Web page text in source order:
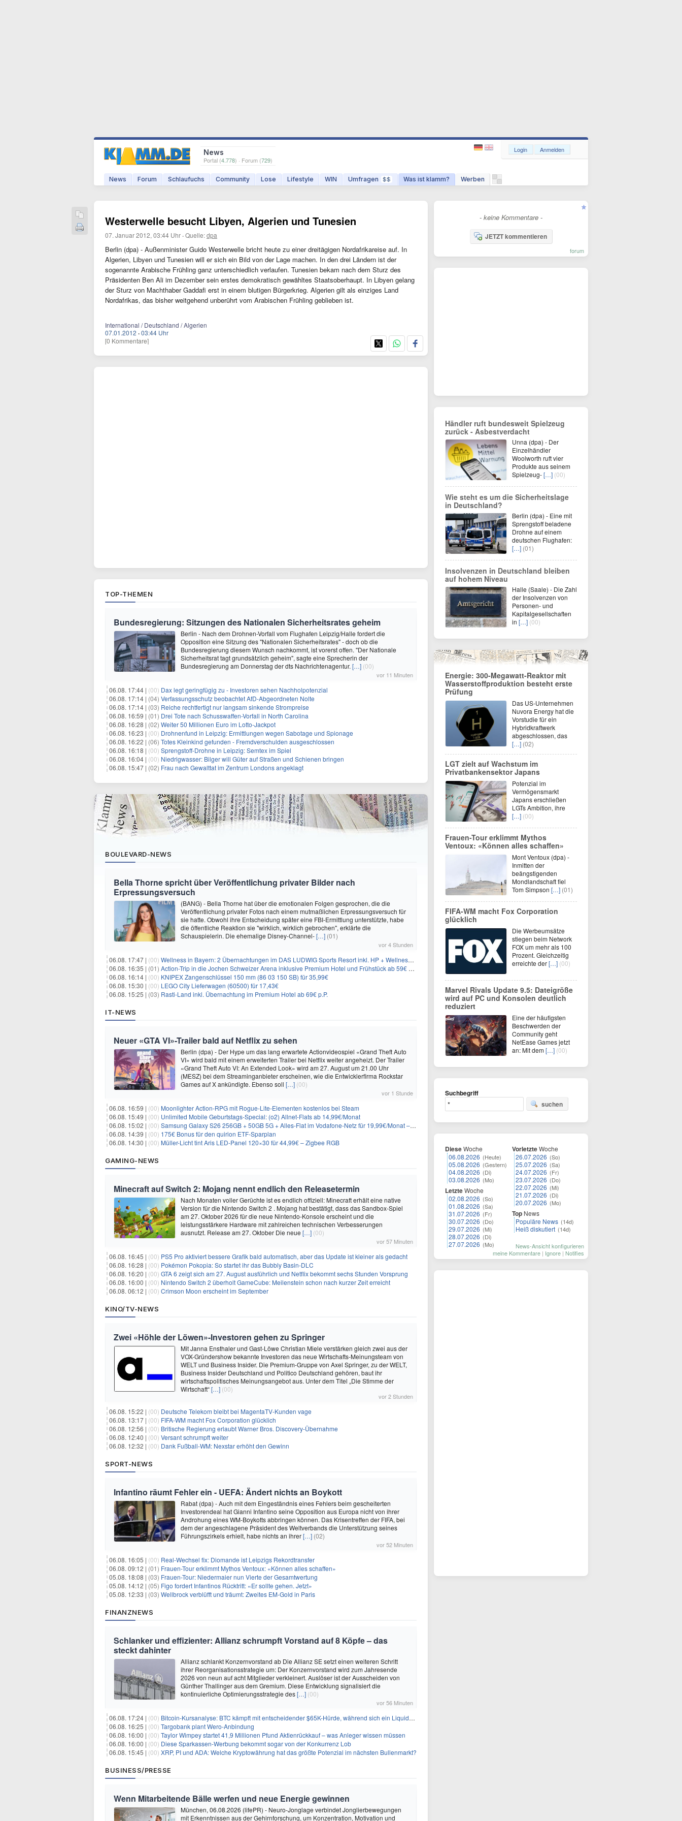
News
Portal (4.778) · Forum (729)
News Forum Schlaufuchs Community Lose Lifestyle WIN Umfragen $$ Was ist klamm? Werben
Login Anmelden
Westerwelle besucht Libyen, Algerien und Tunesien
07. Januar 2012, 03:44 Uhr ·Quelle:dpa
Berlin (dpa) - Außenminister Guido Westerwelle bricht heute zu einer dreitägigen Nordafrikareise auf. In
Algerien, Libyen und Tunesien will er sich ein Bild von der Lage machen. In den drei Ländern ist der
sogenannte Arabische Frühling ganz unterschiedlich verlaufen. Tunesien bekam nach dem Sturz des
Präsidenten Ben Ali im Dezember sein erstes demokratisch gewähltes Staatsoberhaupt. In Libyen gelang
der Sturz von Machthaber Gaddafi erst in einem blutigen Bürgerkrieg. Algerien gilt als einziges Land
Nordafrikas, das bisher weitgehend unberührt vom Arabischen Frühling geblieben ist.
International / Deutschland / Algerien
07.01.2012 ·03:44 Uhr
[0 Kommentare]
TOP-THEMEN
Bundesregierung: Sitzungen des Nationalen Sicherheitsrates geheim
Berlin - Nach dem Drohnen-Vorfall vom Flughafen Leipzig/Halle fordert die
Opposition eine Sitzung des "Nationalen Sicherheitsrates" - doch ob die
Bundesregierung diesem Wunsch nachkommt, ist vorerst offen. "Der Nationale
Sicherheitsrat tagt grundsätzlich geheim", sagte eine Sprecherin der
Bundesregierung am Donnerstag der dts Nachrichtenagentur. […] (00)
vor 11 Minuten
06.08. 17:44 | (00) Dax legt geringfügig zu - Investoren sehen Nachholpotenzial
06.08. 17:14 | (04) Verfassungsschutz beobachtet AfD-Abgeordneten Nolte
06.08. 17:14 | (03) Reiche rechtfertigt nur langsam sinkende Strompreise
06.08. 16:59 | (01) Drei Tote nach Schusswaffen-Vorfall in North Carolina
06.08. 16:28 | (02) Weiter 50 Millionen Euro im Lotto-Jackpot
06.08. 16:23 | (00) Drohnenfund in Leipzig: Ermittlungen wegen Sabotage und Spionage
06.08. 16:22 | (06) Totes Kleinkind gefunden - Fremdverschulden ausgeschlossen
06.08. 16:18 | (00) Sprengstoff-Drohne in Leipzig: Semtex im Spiel
06.08. 16:04 | (00) Niedrigwasser: Bilger will Güter auf Straßen und Schienen bringen
06.08. 15:47 | (02) Frau nach Gewalttat im Zentrum Londons angeklagt
BOULEVARD-NEWS
Bella Thorne spricht über Veröffentlichung privater Bilder nach
Erpressungsversuch
(BANG) - Bella Thorne hat über die emotionalen Folgen gesprochen, die die
Veröffentlichung privater Fotos nach einem mutmaßlichen Erpressungsversuch für
sie hatte. Obwohl ihre Entscheidung später eine FBI-Ermittlung unterstützte, habe
die öffentliche Reaktion sie "wirklich, wirklich gebrochen", erklärte die
Schauspielerin. Die ehemalige Disney-Channel-[…] (01)
vor 4 Stunden
06.08. 17:47 | (00) Wellness in Bayern: 2 Übernachtungen im DAS LUDWIG Sports Resort inkl. HP + Wellness ab 174€ p.P.
06.08. 16:35 | (01) Action-Trip in die Jochen Schweizer Arena inklusive Premium Hotel und Frühstück ab 59€ p.P.
06.08. 16:14 | (00) KNIPEX Zangenschlüssel 150 mm (86 03 150 SB) für 35,99€
06.08. 15:30 | (00) LEGO City Lieferwagen (60500) für 17,43€
06.08. 15:25 | (03) Rasti-Land inkl. Übernachtung im Premium Hotel ab 69€ p.P.
IT-NEWS
Neuer «GTA VI»-Trailer bald auf Netflix zu sehen
Berlin (dpa) - Der Hype um das lang erwartete Actionvideospiel «Grand Theft Auto
VI» wird bald mit einem erweiterten Trailer bei Netflix weiter angeheizt. Der Trailer
«Grand Theft Auto VI: An Extended Look» wird am 27. August um 21.00 Uhr
(MESZ) bei dem Streaminganbieter erscheinen, wie die Entwicklerfirma Rockstar
Games auf X ankündigte. Ebenso soll […] (00)
vor 1 Stunde
06.08. 16:59 | (00) Moonlighter Action-RPG mit Rogue-Lite-Elementen kostenlos bei Steam
06.08. 15:49 | (00) Unlimited Mobile Geburtstags-Special: (o2) Allnet-Flats ab 14,99€/Monat
06.08. 15:02 | (00) Samsung Galaxy S26 256GB + 50GB 5G + Alles-Flat im Vodafone-Netz für 19,99€/Monat – eff. 0,20€/Monat
06.08. 14:39 | (00) 175€ Bonus für den quirion ETF-Sparplan
06.08. 14:30 | (00) Müller-Licht tint Aris LED-Panel 120×30 für 44,99€ – Zigbee RGB
GAMING-NEWS
Minecraft auf Switch 2: Mojang nennt endlich den Releasetermin
Nach Monaten voller Gerüchte ist es endlich offiziell: Minecraft erhält eine native
Version für die Nintendo Switch 2 . Mojang hat bestätigt, dass das Sandbox-Spiel
am 27. Oktober 2026 für die neue Nintendo-Konsole erscheint und die
leistungsstärkere Hardware mit zahlreichen technischen Verbesserungen
ausnutzt. Release am 27. Oktober Die neue […] (00)
vor 57 Minuten
06.08. 16:45 | (00) PS5 Pro aktiviert bessere Grafik bald automatisch, aber das Update ist kleiner als gedacht
06.08. 16:28 | (00) Pokémon Pokopia: So startet ihr das Bubbly Basin-DLC
06.08. 16:20 | (00) GTA 6 zeigt sich am 27. August ausführlich und Netflix bekommt sechs Stunden Vorsprung
06.08. 16:00 | (00) Nintendo Switch 2 überholt GameCube: Meilenstein schon nach kurzer Zeit erreicht
06.08. 06:12 | (00) Crimson Moon erscheint im September
KINO/TV-NEWS
Zwei «Höhle der Löwen»-Investoren gehen zu Springer
Mit Janna Ensthaler und Gast-Löwe Christian Miele verstärken gleich zwei aus der
VOX-Gründershow bekannte Investoren das neue Wirtschafts-Meinungsteam von
WELT und Business Insider. Die Premium-Gruppe von Axel Springer, zu der WELT,
Business Insider Deutschland und Politico Deutschland gehören, baut ihr
wirtschaftspolitisches Meinungsangebot aus. Unter dem Titel „Die Stimme der
Wirtschaft“[…] (00)
vor 2 Stunden
06.08. 15:22 | (00) Deutsche Telekom bleibt bei MagentaTV-Kunden vage
06.08. 13:17 | (00) FIFA-WM macht Fox Corporation glücklich
06.08. 12:56 | (00) Britische Regierung erlaubt Warner Bros. Discovery-Übernahme
06.08. 12:40 | (00) Versant schrumpft weiter
06.08. 12:32 | (00) Dank Fußball-WM: Nexstar erhöht den Gewinn
SPORT-NEWS
Infantino räumt Fehler ein - UEFA: Ändert nichts an Boykott
Rabat (dpa) - Auch mit dem Eingeständnis eines Fehlers beim gescheiterten
Investorendeal hat Gianni Infantino seine Opposition aus Europa nicht von ihrer
Androhung eines WM-Boykotts abbringen können. Das Krisentreffen der FIFA, bei
dem der angeschlagene Präsident des Weltverbands die Unterstützung seines
Führungszirkels erhielt, habe nichts an ihrer[…] (02)
vor 52 Minuten
06.08. 16:05 | (00) Real-Wechsel fix: Diomande ist Leipzigs Rekordtransfer
06.08. 09:12 | (01) Frauen-Tour erklimmt Mythos Ventoux: «Können alles schaffen»
05.08. 18:08 | (03) Frauen-Tour: Niedermaier nun Vierte der Gesamtwertung
05.08. 14:12 | (05) Figo fordert Infantinos Rücktritt: «Er sollte gehen. Jetzt»
05.08. 12:33 | (03) Wellbrock verblüfft und träumt: Zweites EM-Gold in Paris
FINANZNEWS
Schlanker und effizienter: Allianz schrumpft Vorstand auf 8 Köpfe – das
steckt dahinter
Allianz schlankt Konzernvorstand ab Die Allianz SE setzt einen weiteren Schritt
ihrer Reorganisationsstrategie um: Der Konzernvorstand wird zum Jahresende
2026 von neun auf acht Mitglieder verkleinert. Auslöser ist der Ausscheiden von
Günther Thallinger aus dem Gremium. Diese Entwicklung signalisiert die
kontinuierliche Optimierungsstrategie des[…] (00)
vor 56 Minuten
06.08. 17:24 | (00) Bitcoin-Kursanalyse: BTC kämpft mit entscheidender $65K-Hürde, während sich ein Liquidationscluster aufbaut
06.08. 16:25 | (00) Targobank plant Wero-Anbindung
06.08. 16:00 | (00) Taylor Wimpey startet 41,9 Millionen Pfund Aktienrückkauf – was Anleger wissen müssen
06.08. 16:00 | (00) Diese Sparkassen-Werbung bekommt sogar von der Konkurrenz Lob
06.08. 15:45 | (00) XRP, PI und ADA: Welche Kryptowährung hat das größte Potenzial im nächsten Bullenmarkt?
BUSINESS/PRESSE
Wenn Mitarbeitende Bälle werfen und neue Energie gewinnen
München, 06.08.2026 (lifePR) - Neuro-Jonglage verbindet Jonglierbewegungen
mit Erkenntnissen aus der Gehirnforschung, um Konzentration, Motivation und
- keine Kommentare -
JETZT kommentieren
forum
Händler ruft bundesweit Spielzeug
zurück - Asbestverdacht
Unna (dpa) - Der
Einzelhändler
Woolworth ruft vier
Produkte aus seinem
Spielzeug-[…] (00)
Wie steht es um die Sicherheitslage
in Deutschland?
Berlin (dpa) - Eine mit
Sprengstoff beladene
Drohne auf einem
deutschen Flughafen:
[…] (01)
Insolvenzen in Deutschland bleiben
auf hohem Niveau
Halle (Saale) - Die Zahl
der Insolvenzen von
Personen- und
Kapitalgesellschaften
in […] (00)
Energie: 300-Megawatt-Reaktor mit
Wasserstoffproduktion besteht erste
Prüfung
Das US-Unternehmen
Nuvora Energy hat die
Vorstudie für ein
Hybridkraftwerk
abgeschlossen, das
[…] (02)
LGT zielt auf Wachstum im
Privatbankensektor Japans
Potenzial im
Vermögensmarkt
Japans erschließen
LGTs Ambition, ihre
[…] (00)
Frauen-Tour erklimmt Mythos
Ventoux: «Können alles schaffen»
Mont Ventoux (dpa) -
Inmitten der
beängstigenden
Mondlandschaft fiel
Tom Simpson […] (01)
FIFA-WM macht Fox Corporation
glücklich
Die Werbeumsätze
stiegen beim Network
FOX um mehr als 100
Prozent. Gleichzeitig
erreichte der[…] (00)
Marvel Rivals Update 9.5: Dateigröße
wird auf PC und Konsolen deutlich
reduziert
Eine der häufigsten
Beschwerden der
Community geht
NetEase Games jetzt
an: Mit dem[…] (00)
Suchbegriff
suchen
DieseWoche
06.08.2026 (Heute)
05.08.2026 (Gestern)
04.08.2026 (Di)
03.08.2026 (Mo)
LetzteWoche
02.08.2026 (So)
01.08.2026 (Sa)
31.07.2026 (Fr)
30.07.2026 (Do)
29.07.2026 (Mi)
28.07.2026 (Di)
27.07.2026 (Mo)
VorletzteWoche
26.07.2026 (So)
25.07.2026 (Sa)
24.07.2026 (Fr)
23.07.2026 (Do)
22.07.2026 (Mi)
21.07.2026 (Di)
20.07.2026 (Mo)
Top News
Populäre News (14d)
Heiß diskutiert (14d)
News-Ansicht konfigurieren
meine Kommentare | Ignore | Notifies